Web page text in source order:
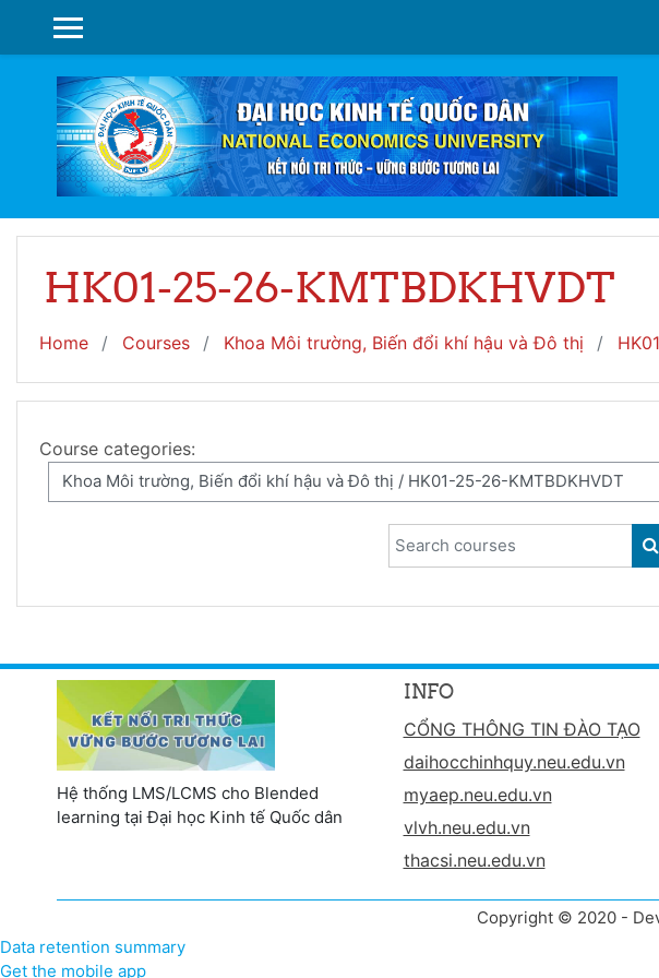
SIDE PANEL
HK01-25-26-KMTBDKHVDT
Home Courses Khoa Môi trường, Biến đổi khí hậu và Đô thị
Course categories:
Search courses
Hệ thống LMS/LCMS cho Blended
learning tại Đại học Kinh tế Quốc dân
INFO
CỔNG THÔNG TIN ĐÀO TẠO
daihocchinhquy.neu.edu.vn
myaep.neu.edu.vn
vlvh.neu.edu.vn
thacsi.neu.edu.vn
Copyright © 2020 -
Data retention summary
Get the mobile app